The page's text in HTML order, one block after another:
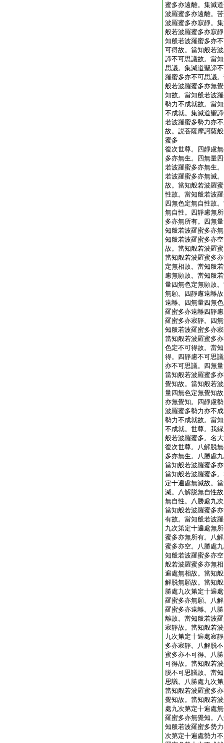
蜜多亦遠離。集滅
波羅蜜多亦遠離。
波羅蜜多亦寂靜。
般若波羅蜜多亦寂
知般若波羅蜜多亦
可得故。當知般若
諦不可思議故。當
思議。集滅道聖諦
羅蜜多亦不可思議
般若波羅蜜多亦無
知故。當知般若波
勢力不成就故。當
不成就。集滅道聖
若波羅蜜多勢力亦
故。説菩薩摩訶薩
蜜多
復次世尊。四靜慮
多亦無生。四無量
若波羅蜜多亦無生
若波羅蜜多亦無滅
故。當知般若波羅
性故。當知般若波
四無色定無自性故
無自性。四靜慮無
多亦無所有。四無
知般若波羅蜜多亦
知般若波羅蜜多亦
故。當知般若波羅
當知般若波羅蜜多
定無相故。當知般
慮無願故。當知般
量四無色定無願故
無願。四靜慮遠離
遠離。四無量四無
羅蜜多亦遠離四靜
羅蜜多亦寂靜。四
知般若波羅蜜多亦
當知般若波羅蜜多
色定不可得故。當
得。四靜慮不可思
亦不可思議。四無
當知般若波羅蜜多
覺知故。當知般若
量四無色定無覺知
亦無覺知。四靜慮
波羅蜜多勢力亦不
勢力不成就故。當
不成就。世尊。我
般若波羅蜜多。名
復次世尊。八解脱
多亦無生。八勝處
當知般若波羅蜜多
當知般若波羅蜜多
定十遍處無滅故。
滅。八解脱無自性
無自性。八勝處九
當知般若波羅蜜多
有故。當知般若波
九次第定十遍處無
蜜多亦無所有。八
蜜多亦空。八勝處
知般若波羅蜜多亦
般若波羅蜜多亦無
遍處無相故。當知
解脱無願故。當知
勝處九次第定十遍
羅蜜多亦無願。八
羅蜜多亦遠離。八
離故。當知般若波
寂靜故。當知般若
九次第定十遍處寂
多亦寂靜。八解脱
蜜多亦不可得。八
可得故。當知般若
脱不可思議故。當
思議。八勝處九次
當知般若波羅蜜多
覺知故。當知般若
處九次第定十遍處
羅蜜多亦無覺知。
知般若波羅蜜多勢
次第定十遍處勢力